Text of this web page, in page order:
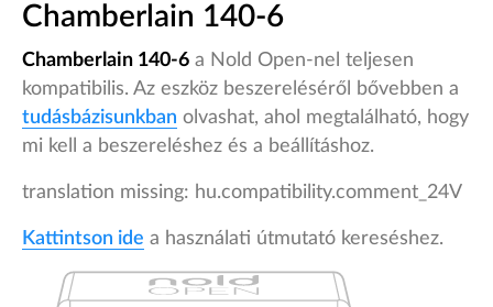
Chamberlain 140-6
Chamberlain 140-6 a Nold Open-nel teljesen
kompatibilis. Az eszköz beszereléséről bővebben a
tudásbázisunkban olvashat, ahol megtalálható, hogy
mi kell a beszereléshez és a beállításhoz.
translation missing: hu.compatibility.comment_24V
Kattintson ide a használati útmutató kereséshez.